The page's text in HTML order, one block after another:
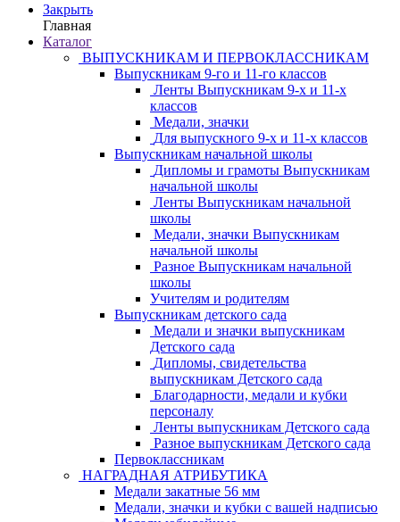
Закрыть
Главная
Каталог
ВЫПУСКНИКАМ И ПЕРВОКЛАССНИКАМ
Выпускникам 9-го и 11-го классов
Ленты Выпускникам 9-х и 11-х
классов
Медали, значки
Для выпускного 9-х и 11-х классов
Выпускникам начальной школы
Дипломы и грамоты Выпускникам
начальной школы
Ленты Выпускникам начальной
школы
Медали, значки Выпускникам
начальной школы
Разное Выпускникам начальной
школы
Учителям и родителям
Выпускникам детского сада
Медали и значки выпускникам
Детского сада
Дипломы, свидетельства
выпускникам Детского сада
Благодарности, медали и кубки
персоналу
Ленты выпускникам Детского сада
Разное выпускникам Детского сада
Первоклассникам
НАГРАДНАЯ АТРИБУТИКА
Медали закатные 56 мм
Медали, значки и кубки с вашей надписью